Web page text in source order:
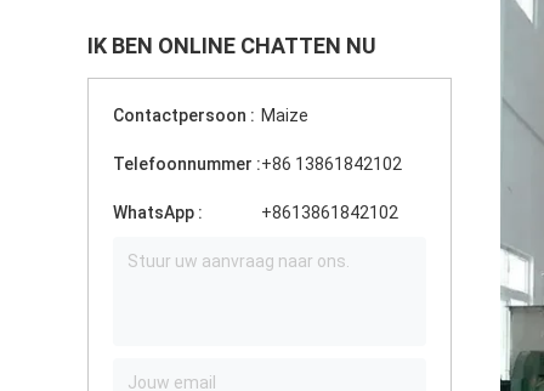
IK BEN ONLINE CHATTEN NU
Contactpersoon : Maize
Telefoonnummer :+86 13861842102
WhatsApp : +8613861842102